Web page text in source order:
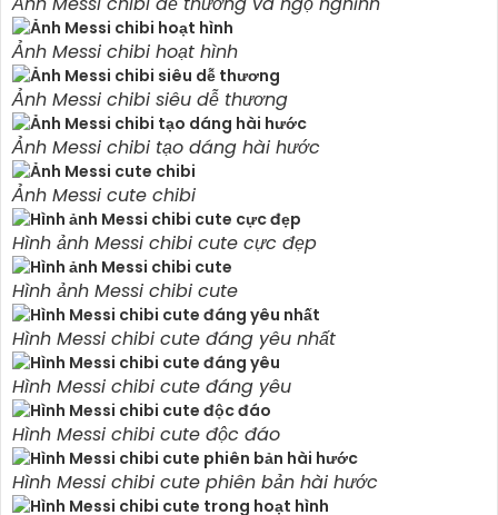
Ảnh Messi chibi hoạt hình
Ảnh Messi chibi siêu dễ thương
Ảnh Messi chibi tạo dáng hài hước
Ảnh Messi cute chibi
Hình ảnh Messi chibi cute cực đẹp
Hình ảnh Messi chibi cute
Hình Messi chibi cute đáng yêu nhất
Hình Messi chibi cute đáng yêu
Hình Messi chibi cute độc đáo
Hình Messi chibi cute phiên bản hài hước